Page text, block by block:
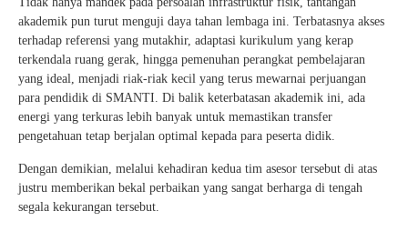
akademik pun turut menguji daya tahan lembaga ini. Terbatasnya akses
terhadap referensi yang mutakhir, adaptasi kurikulum yang kerap
terkendala ruang gerak, hingga pemenuhan perangkat pembelajaran
yang ideal, menjadi riak-riak kecil yang terus mewarnai perjuangan
para pendidik di SMANTI. Di balik keterbatasan akademik ini, ada
energi yang terkuras lebih banyak untuk memastikan transfer
pengetahuan tetap berjalan optimal kepada para peserta didik.
Dengan demikian, melalui kehadiran kedua tim asesor tersebut di atas
justru memberikan bekal perbaikan yang sangat berharga di tengah
segala kekurangan tersebut.